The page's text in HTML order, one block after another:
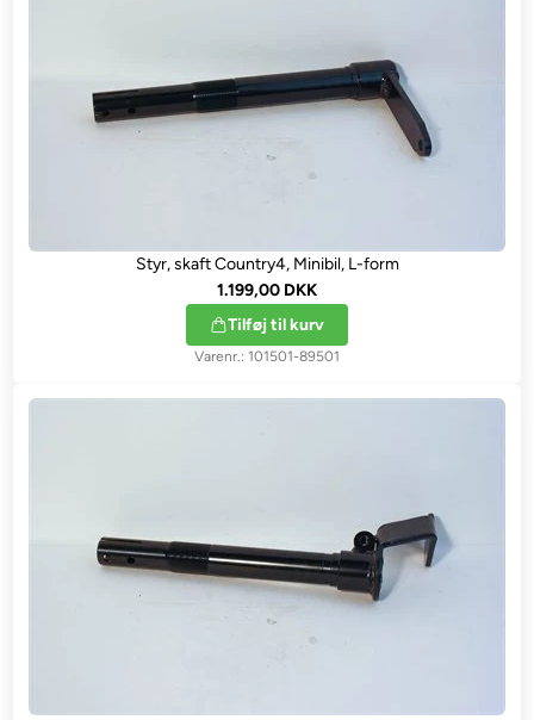
Styr, skaft Country4, Minibil, L-form
1.199,00 DKK
Tilføj til kurv
101501-89501